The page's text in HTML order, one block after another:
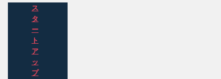
ス
タ
ー
ト
ア
ッ
プ